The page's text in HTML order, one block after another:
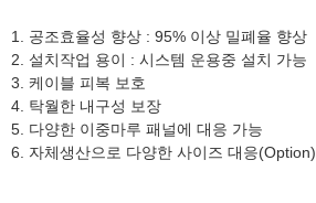
1. 공조효율성 향상 : 95% 이상 밀폐율 향상
2. 설치작업 용이 : 시스템 운용중 설치 가능
3. 케이블 피복 보호
4. 탁월한 내구성 보장
5. 다양한 이중마루 패널에 대응 가능
6. 자체생산으로 다양한 사이즈 대응(Option)